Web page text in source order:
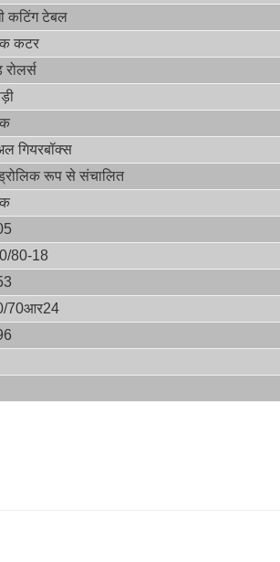
कटिंग टेबल
कटर
गियरबॉक्स
रूप से संचालित
80-18
70आर24